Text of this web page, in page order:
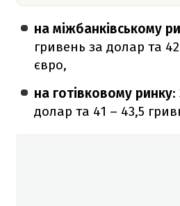
на міжбанківському
гривень за долар та
євро,
на готівковому ринку:
долар та 41 – 43,5